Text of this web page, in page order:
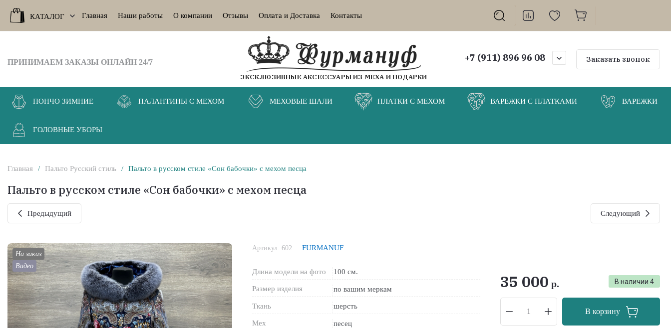
КАТАЛОГ Главная Наши работы О компании Отзывы Оплата и Доставка Контакты
ЭКСКЛЮЗИВНЫЕ АКСЕССУАРЫ ИЗ МЕХА И ПОДАРКИ
ПРИНИМАЕМ ЗАКАЗЫ ОНЛАЙН 24/7 +7 (911) 896 96 08 Заказать звонок
ПОНЧО ЗИМНИЕ ПАЛАНТИНЫ C МЕХОМ МЕХОВЫЕ ШАЛИ ПЛАТКИ С МЕХОМ ВАРЕЖКИ С ПЛАТКАМИ ВАРЕЖКИ
ГОЛОВНЫЕ УБОРЫ
Главная / Пальто Русский стиль / Пальто в русском стиле «Сон бабочки» с мехом песца
Пальто в русском стиле «Сон бабочки» с мехом песца
Предыдущий Следующий
На заказ
Видео
Артикул: 602 FURMANUF
Длина модели на фото 100 см.
Размер изделия по вашим меркам
Ткань шерсть
Мех песец
В наличии 4
35 000 р.
В корзину